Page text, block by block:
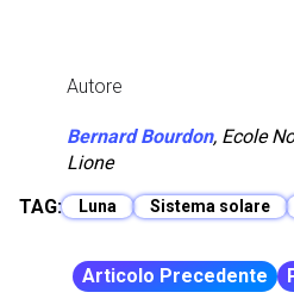
Autore
Bernard Bourdon, Ecole
Lione
TAG:
Luna Sistema solare
Articolo Precedente